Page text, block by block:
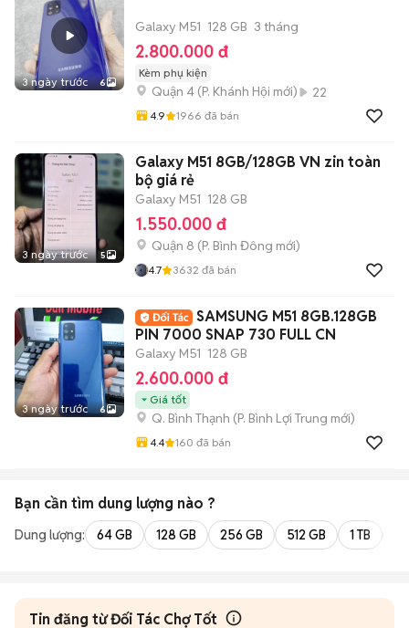
3 ngày trước 6
Galaxy M51 128 GB 3 tháng
2.800.000 đ
Kèm phụ kiện
Quận 4 (P. Khánh Hội mới) 22
4.9 1966 đã bán
3 ngày trước 5
Galaxy M51 8GB/128GB VN zin toàn
bộ giá rẻ
Galaxy M51 128 GB
1.550.000 đ
Quận 8 (P. Bình Đông mới)
4.7 3632 đã bán
3 ngày trước 6
SAMSUNG M51 8GB.128GB
PIN 7000 SNAP 730 FULL CN
Galaxy M51 128 GB
2.600.000 đ
Giá tốt
Q. Bình Thạnh (P. Bình Lợi Trung mới)
4.4 160 đã bán
Bạn cần tìm dung lượng nào ?
Dung lượng: 64 GB 128 GB 256 GB 512 GB 1 TB
Tin đăng từ Đối Tác Chợ Tốt